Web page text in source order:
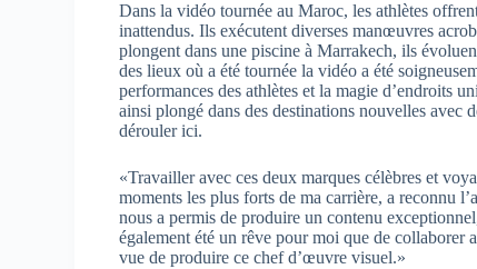
Dans la vidéo tournée au Maroc, les athlètes
inattendus. Ils exécutent diverses manœuvres
plongent dans une piscine à Marrakech, ils
des lieux où a été tournée la vidéo a été
performances des athlètes et la magie d’endroits
ainsi plongé dans des destinations nouvelles avec
dérouler ici.
«Travailler avec ces deux marques célèbres et
moments les plus forts de ma carrière, a reconnu
nous a permis de produire un contenu
également été un rêve pour moi que de collaborer
vue de produire ce chef d’œuvre visuel.»